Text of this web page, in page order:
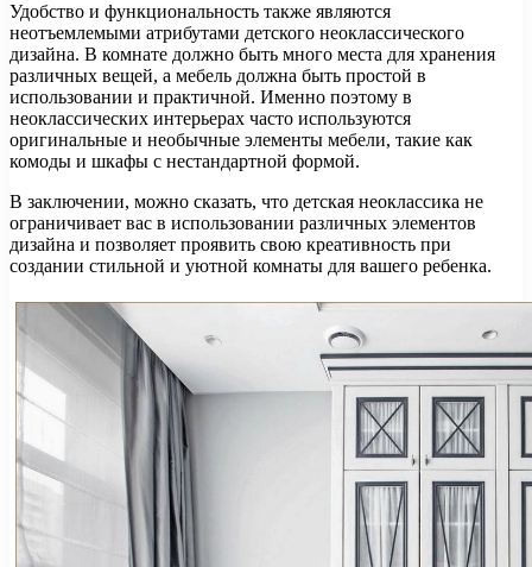
Удобство и функциональность также являются
неотъемлемыми атрибутами детского неоклассического
дизайна. В комнате должно быть много места для хранения
различных вещей, а мебель должна быть простой в
использовании и практичной. Именно поэтому в
неоклассических интерьерах часто используются
оригинальные и необычные элементы мебели, такие как
комоды и шкафы с нестандартной формой.
В заключении, можно сказать, что детская неоклассика не
ограничивает вас в использовании различных элементов
дизайна и позволяет проявить свою креативность при
создании стильной и уютной комнаты для вашего ребенка.